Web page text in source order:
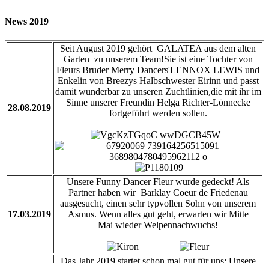
News 2019
28.08.2019
Seit August 2019 gehört GALATEA aus dem alten
Garten zu unserem Team!Sie ist eine Tochter von
Fleurs Bruder Merry Dancers'LENNOX LEWIS und
Enkelin von Breezys Halbschwester Eirinn und passt
damit wunderbar zu unseren Zuchtlinien,die mit ihr im
Sinne unserer Freundin Helga Richter-Lönnecke
fortgeführt werden sollen.
17.03.2019
Unsere Funny Dancer Fleur wurde gedeckt! Als
Partner haben wir Barklay Coeur de Friedenau
ausgesucht, einen sehr typvollen Sohn von unserem
Asmus. Wenn alles gut geht, erwarten wir Mitte
Mai wieder Welpennachwuchs!
Das Jahr 2019 startet schon mal gut für uns: Unsere